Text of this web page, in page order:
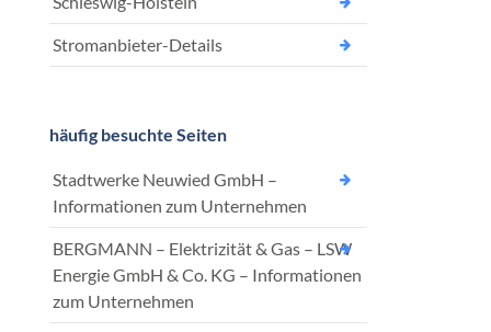
Stromanbieter-Details
häufig besuchte Seiten
Stadtwerke Neuwied GmbH –
Informationen zum Unternehmen
BERGMANN – Elektrizität & Gas – LSW
Energie GmbH & Co. KG – Informationen
zum Unternehmen